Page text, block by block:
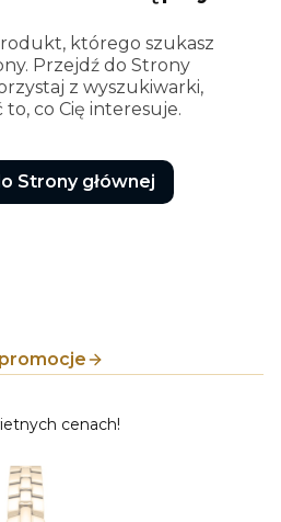
którego szukasz
Przejdź do Strony
z wyszukiwarki,
to, co Cię interesuje.
Strony głównej
cenach!